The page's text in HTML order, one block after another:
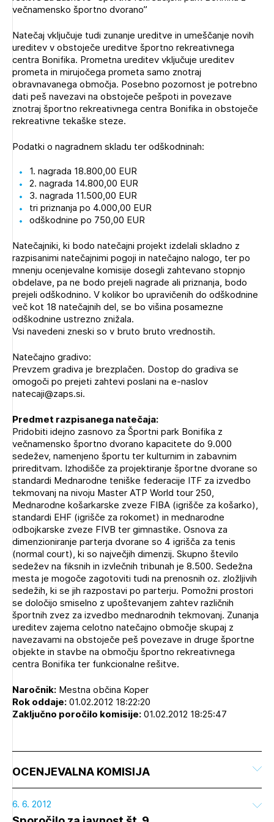
POZABLJENO GESLO
REGISTRIRAJTE SE
večnamensko športno dvorano”
Natečaj vključuje tudi zunanje ureditve in umeščanje novih
ureditev v obstoječe ureditve športno rekreativnega
centra Bonifika. Prometna ureditev vključuje ureditev
prometa in mirujočega prometa samo znotraj
obravnavanega območja. Posebno pozornost je potrebno
dati peš navezavi na obstoječe pešpoti in povezave
znotraj športno rekreativnega centra Bonifika in obstoječe
rekreativne tekaške steze.
Podatki o nagradnem skladu ter odškodninah:
1. nagrada 18.800,00 EUR
2. nagrada 14.800,00 EUR
3. nagrada 11.500,00 EUR
tri priznanja po 4.000,00 EUR
odškodnine po 750,00 EUR
Natečajniki, ki bodo natečajni projekt izdelali skladno z
razpisanimi natečajnimi pogoji in natečajno nalogo, ter po
mnenju ocenjevalne komisije dosegli zahtevano stopnjo
obdelave, pa ne bodo prejeli nagrade ali priznanja, bodo
prejeli odškodnino. V kolikor bo upravičenih do odškodnine
več kot 18 natečajnih del, se bo višina posamezne
odškodnine ustrezno znižala.
Vsi navedeni zneski so v bruto bruto vrednostih.
Natečajno gradivo:
Prevzem gradiva je brezplačen. Dostop do gradiva se
omogoči po prejeti zahtevi poslani na e-naslov
natecaji@zaps.si.
Predmet razpisanega natečaja:
Pridobiti idejno zasnovo za Športni park Bonifika z
večnamensko športno dvorano kapacitete do 9.000
sedežev, namenjeno športu ter kulturnim in zabavnim
prireditvam. Izhodišče za projektiranje športne dvorane so
standardi Mednarodne teniške federacije ITF za izvedbo
tekmovanj na nivoju Master ATP World tour 250,
Mednarodne košarkarske zveze FIBA (igrišče za košarko),
standardi EHF (igrišče za rokomet) in mednarodne
odbojkarske zveze FIVB ter gimnastike. Osnova za
dimenzioniranje parterja dvorane so 4 igrišča za tenis
(normal court), ki so največjih dimenzij. Skupno število
sedežev na fiksnih in izvlečnih tribunah je 8.500. Sedežna
mesta je mogoče zagotoviti tudi na prenosnih oz. zložljivih
sedežih, ki se jih razpostavi po parterju. Pomožni prostori
se določijo smiselno z upoštevanjem zahtev različnih
športnih zvez za izvedbo mednarodnih tekmovanj. Zunanja
ureditev zajema celotno natečajno območje skupaj z
navezavami na obstoječe peš povezave in druge športne
objekte in stavbe na območju športno rekreativnega
centra Bonifika ter funkcionalne rešitve.
Naročnik: Mestna občina Koper
Rok oddaje:01.02.2012 18:22:20
Zaključno poročilo komisije:01.02.2012 18:25:47
OCENJEVALNA KOMISIJA
6. 6. 2012
Novičnik natečajev
Tedenski novičnik javnih naročil
Dnevne medijske objave
NAPREJ